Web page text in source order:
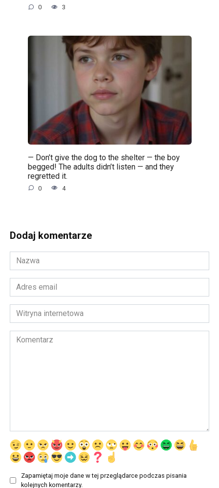
0 3
— Don’t give the dog to the shelter — the boy
begged! The adults didn’t listen — and they
regretted it.
0 4
Dodaj komentarze
Nazwa
*
Adres
email
*Witryna
internetowa
Komentarz
Zapamiętaj moje dane w tej przeglądarce podczas pisania
kolejnych komentarzy.